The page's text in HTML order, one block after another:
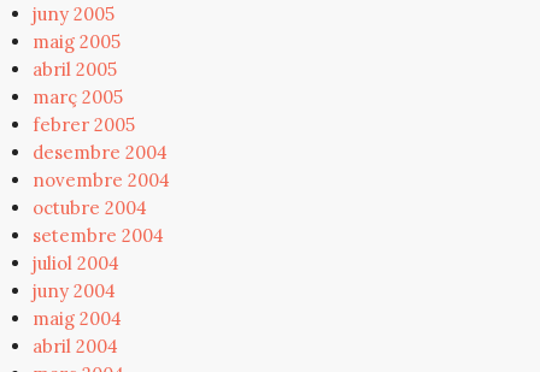
juny 2005
maig 2005
abril 2005
març 2005
febrer 2005
desembre 2004
novembre 2004
octubre 2004
setembre 2004
juliol 2004
juny 2004
maig 2004
abril 2004